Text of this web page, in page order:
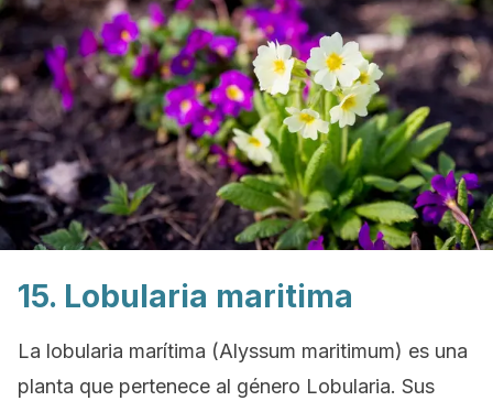
15. Lobularia maritima
La lobularia marítima (Alyssum maritimum) es una
planta que pertenece al género Lobularia. Sus